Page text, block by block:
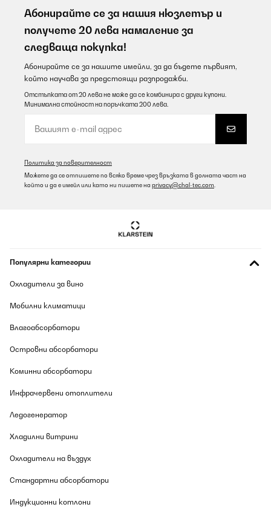
Абонирайте се за нашия нюзлетър и
получете 20 лева намаление за
следваща покупка!
Абонирайте се за нашите имейли, за да бъдете първият,
който научава за предстоящи разпродажби.
Отстъпката от 20 лева не може да се комбинира с други купони.
Минимална стойност на поръчката 200 лева.
Политика за поверителност
Можете да се отпишете по всяко време чрез връзката в долната част на
който и да е имейл или като ни пишете на privacy@chal-tec.com
Популярни категории
Охладители за вино
Мобилни климатици
Влагоабсорбатори
Островни абсорбатори
Коминни абсорбатори
Инфрачервени отоплители
Ледогенератор
Хладилни витрини
Охладители на въздух
Стандартни абсорбатори
Индукционни котлони